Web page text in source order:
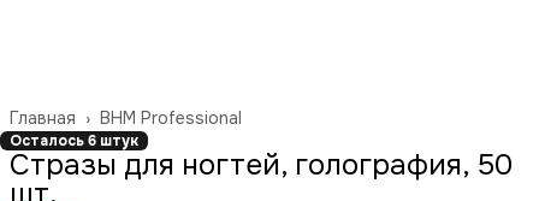
BHM Professional
Главная ›
Осталось 6 штук
Стразы для ногтей, голография, 50